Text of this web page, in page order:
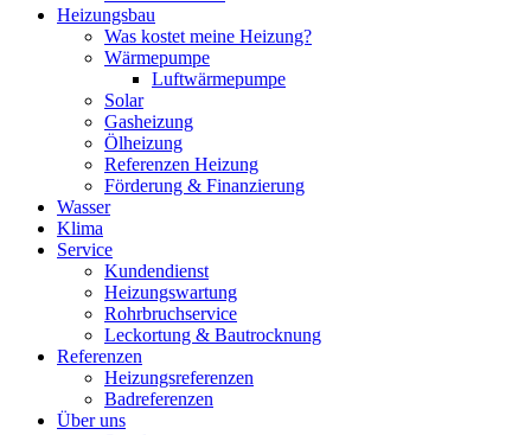
Heizungsbau
Was kostet meine Heizung?
Wärmepumpe
Luftwärmepumpe
Solar
Gasheizung
Ölheizung
Referenzen Heizung
Förderung & Finanzierung
Wasser
Klima
Service
Kundendienst
Heizungswartung
Rohrbruchservice
Leckortung & Bautrocknung
Referenzen
Heizungsreferenzen
Badreferenzen
Über uns